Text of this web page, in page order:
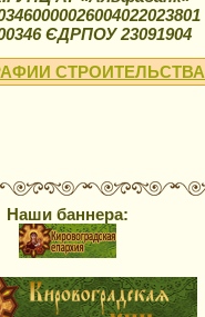
ЄДРПОУ 23091904
СТРОИТЕЛЬСТВА
Наши баннера: